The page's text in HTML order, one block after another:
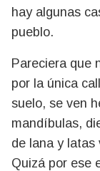
hay algunas
pueblo.
Pareciera que
por la única
suelo, se ven
mandíbulas,
de lana y latas
Quizá por ese